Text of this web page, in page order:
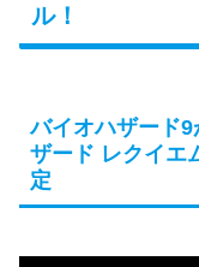
ル！
バイオハザード
ザード レクイエ
定